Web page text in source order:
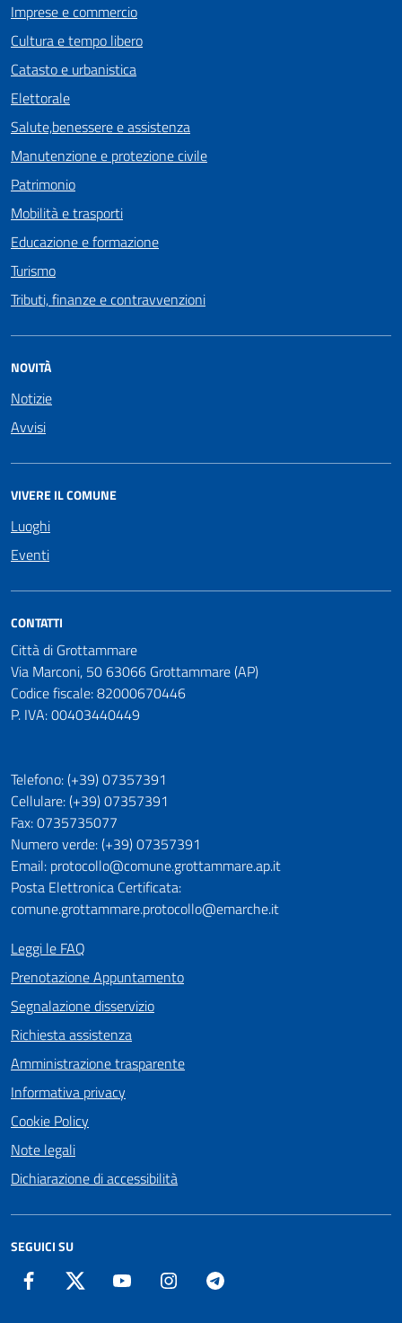
Imprese e commercio
Cultura e tempo libero
Catasto e urbanistica
Elettorale
Salute,benessere e assistenza
Manutenzione e protezione civile
Patrimonio
Mobilità e trasporti
Educazione e formazione
Turismo
Tributi, finanze e contravvenzioni
NOVITÀ
Notizie
Avvisi
VIVERE IL COMUNE
Luoghi
Eventi
CONTATTI
Città di Grottammare
Via Marconi, 50 63066 Grottammare (AP)
Codice fiscale: 82000670446
P. IVA: 00403440449
Telefono: (+39) 07357391
Cellulare: (+39) 07357391
Fax: 0735735077
Numero verde: (+39) 07357391
Email: protocollo@comune.grottammare.ap.it
Posta Elettronica Certificata:
comune.grottammare.protocollo@emarche.it
Leggi le FAQ
Prenotazione Appuntamento
Segnalazione disservizio
Richiesta assistenza
Amministrazione trasparente
Informativa privacy
Cookie Policy
Note legali
Dichiarazione di accessibilità
SEGUICI SU
Facebook Twitter YouTube Instagram